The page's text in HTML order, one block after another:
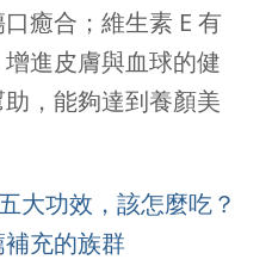
癒合；維生素 E 有
進皮膚與血球的健
，能夠達到養顏美
大功效，該怎麼吃？
充的族群